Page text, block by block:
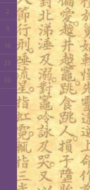
2
9
16
23
30